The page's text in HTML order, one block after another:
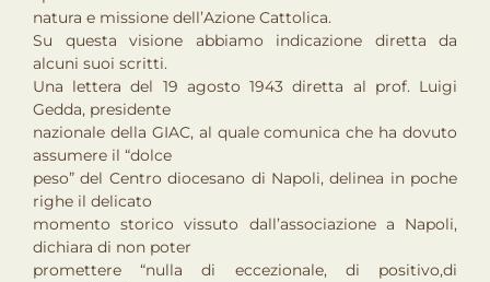
natura e missione dell’Azione Cattolica.
Su questa visione abbiamo indicazione diretta da
alcuni suoi scritti.
Una lettera del 19 agosto 1943 diretta al prof. Luigi
Gedda, presidente
nazionale della GIAC, al quale comunica che ha dovuto
assumere il “dolce
peso” del Centro diocesano di Napoli, delinea in poche
righe il delicato
momento storico vissuto dall’associazione a Napoli,
dichiara di non poter
promettere “nulla di eccezionale, di positivo,di